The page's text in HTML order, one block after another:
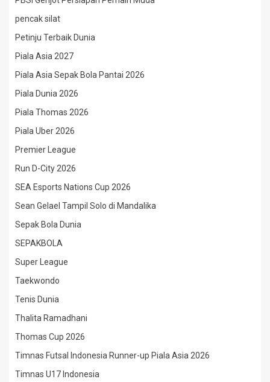
pencak silat
Petinju Terbaik Dunia
Piala Asia 2027
Piala Asia Sepak Bola Pantai 2026
Piala Dunia 2026
Piala Thomas 2026
Piala Uber 2026
Premier League
Run D-City 2026
SEA Esports Nations Cup 2026
Sean Gelael Tampil Solo di Mandalika
Sepak Bola Dunia
SEPAKBOLA
Super League
Taekwondo
Tenis Dunia
Thalita Ramadhani
Thomas Cup 2026
Timnas Futsal Indonesia Runner-up Piala Asia 2026
Timnas U17 Indonesia